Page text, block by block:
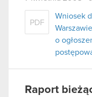
PDF
Wniosek
o
Raport